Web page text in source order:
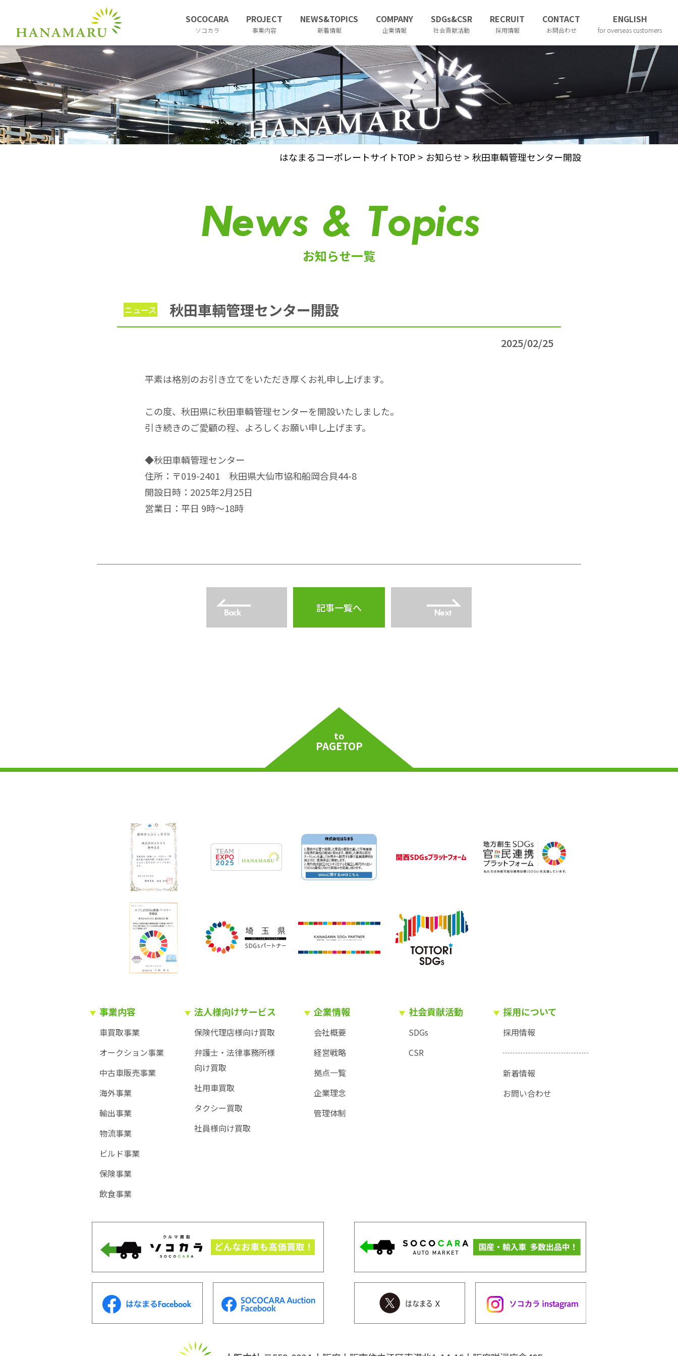
SOCOCARA
ソコカラ
PROJECT
事業内容
NEWS&TOPICS
新着情報
COMPANY
企業情報
SDGs&CSR
社会貢献活動
RECRUIT
採用情報
CONTACT
お問合わせ
ENGLISH
for overseas customers
はなまるコーポレートサイトTOP > お知らせ > 秋田車輌管理センター開設
News & Topics
お知らせ一覧
ニュース 秋田車輌管理センター開設
2025/02/25
平素は格別のお引き立てをいただき厚くお礼申し上げます。
この度、秋田県に秋田車輌管理センターを開設いたしました。
引き続きのご愛顧の程、よろしくお願い申し上げます。
◆秋田車輌管理センター
住所：〒019-2401 秋田県大仙市協和船岡合貝44-8
開設日時：2025年2月25日
営業日：平日 9時～18時
Back 記事一覧へ Next
to
PAGETOP
事業内容
車買取事業
オークション事業
中古車販売事業
海外事業
輸出事業
物流事業
ビルド事業
保険事業
飲食事業
法人様向けサービス
保険代理店様向け買取
弁護士・法律事務所様
向け買取
社用車買取
タクシー買取
社員様向け買取
企業情報
会社概要
経営戦略
拠点一覧
企業理念
管理体制
社会貢献活動
SDGs
CSR
採用について
採用情報
新着情報
お問い合わせ